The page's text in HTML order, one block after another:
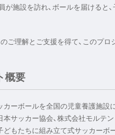
が施設を訪れ、ボールを届けると
ご理解とご支援を得て、このプロ
概要
カーボールを全国の児童養護施設
本サッカー協会、株式会社モルテン
どもたちに組み立て式サッカーボ